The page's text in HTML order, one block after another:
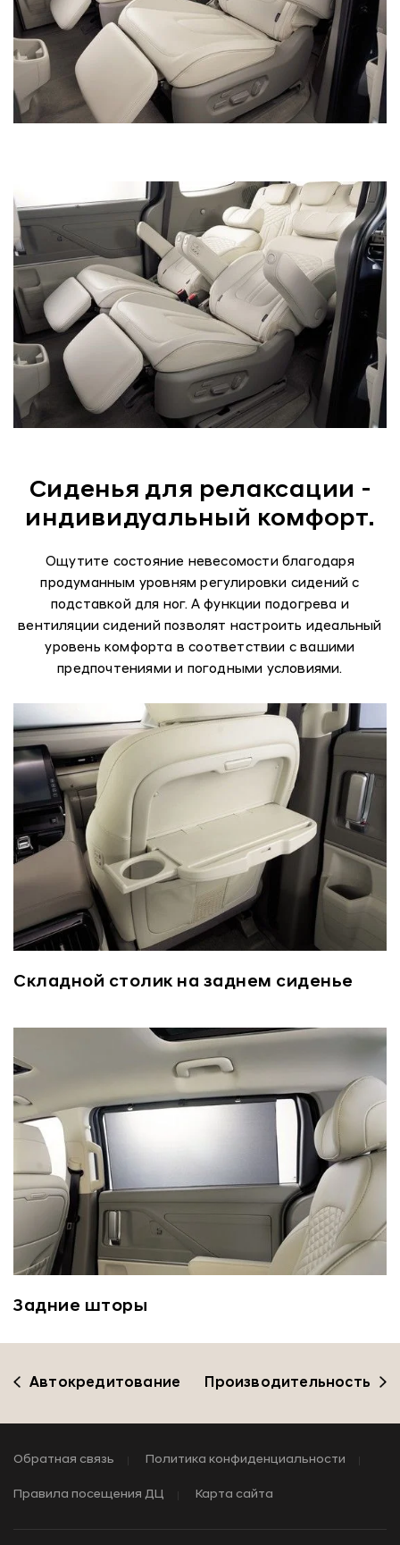
Сиденья для релаксации -
индивидуальный комфорт.
Ощутите состояние невесомости благодаря
продуманным уровням регулировки сидений с
подставкой для ног. А функции подогрева и
вентиляции сидений позволят настроить идеальный
уровень комфорта в соответствии с вашими
предпочтениями и погодными условиями.
Складной столик на заднем сиденье
Задние шторы
Автокредитование Производительность
Обратная связь Политика конфиденциальности
Правила посещения ДЦ Карта сайта